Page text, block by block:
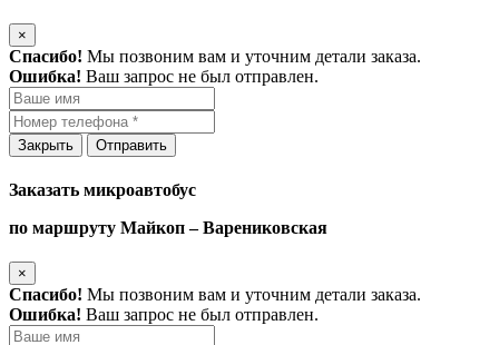
×
Спасибо! Мы позвоним вам и уточним детали заказа.
Ошибка! Ваш запрос не был отправлен.
Закрыть Отправить
Заказать микроавтобус
по маршруту Майкоп – Варениковская
×
Спасибо! Мы позвоним вам и уточним детали заказа.
Ошибка! Ваш запрос не был отправлен.